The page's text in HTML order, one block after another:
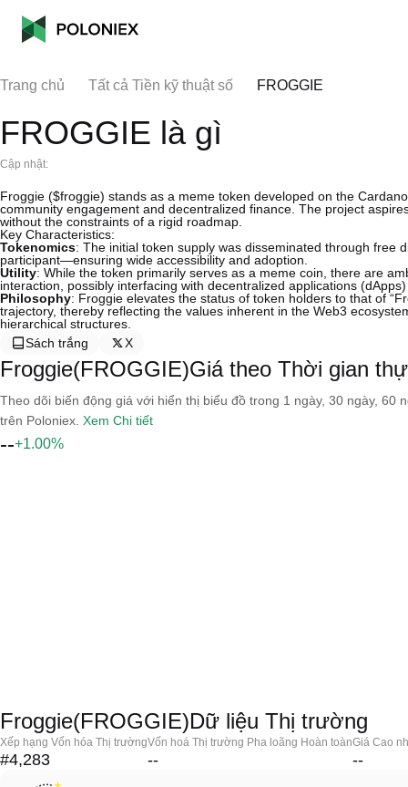
Trang chủ Tất cả Tiền kỹ thuật số FROGGIE
FROGGIE là gì
Cập nhật:
Froggie ($froggie) stands as a meme token developed on the
community engagement and decentralized finance. The project
without the constraints of a rigid roadmap.
Key Characteristics:
Tokenomics: The initial token supply was disseminated through
participant—ensuring wide accessibility and adoption.
Utility: While the token primarily serves as a meme coin, there are
interaction, possibly interfacing with decentralized applications
Philosophy: Froggie elevates the status of token holders to that of
trajectory, thereby reflecting the values inherent in the Web3
hierarchical structures.
Sách trắng
X
Froggie(FROGGIE)Giá theo Thời gian
Theo dõi biến động giá với hiển thị biểu đồ trong 1 ngày, 30 ngày,
trên Poloniex. Xem Chi tiết
--+1.00%
Froggie(FROGGIE)Dữ liệu Thị trường
Xếp hạng Vốn hóa Thị trường
#4,283
Vốn hoá Thị trường Pha loãng Hoàn toàn
--
Giá Cao
--